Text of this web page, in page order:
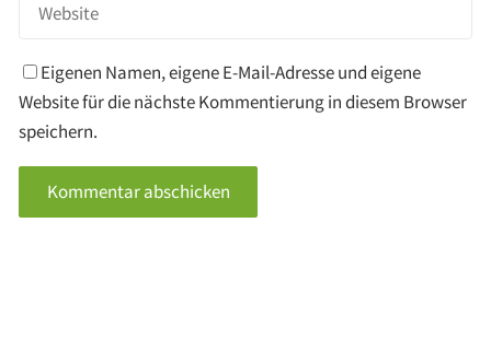
Eigenen Namen, eigene E-Mail-Adresse und eigene
Website für die nächste Kommentierung in diesem Browser
speichern.